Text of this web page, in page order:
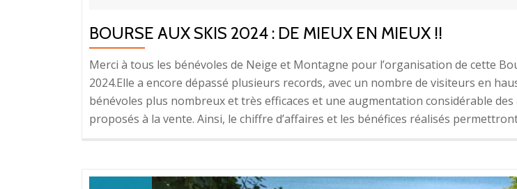
BOURSE AUX SKIS 2024 : DE MIEUX EN MIEUX !!
Merci à tous les bénévoles de Neige et Montagne pour l’organisation de cette
2024.Elle a encore dépassé plusieurs records, avec un nombre de visiteurs en
bénévoles plus nombreux et très efficaces et une augmentation considérable des
proposés à la vente. Ainsi, le chiffre d’affaires et les bénéfices réalisés